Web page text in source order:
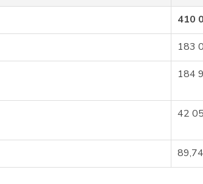
410
183
184
42